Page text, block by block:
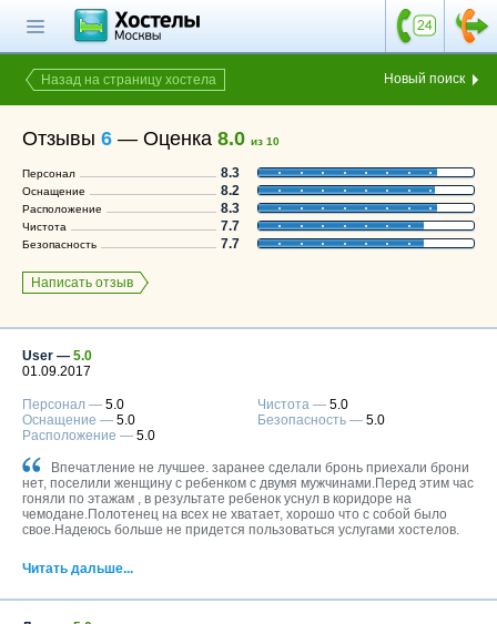
Назад на страницу хостела Новый поиск
Отзывы 6 — Оценка 8.0 из 10
Персонал 8.3
Оснащение 8.2
Расположение 8.3
Чистота 7.7
Безопасность 7.7
Написать отзыв
User — 5.0
01.09.2017
Персонал — 5.0
Оснащение — 5.0
Расположение — 5.0
Чистота — 5.0
Безопасность — 5.0
Впечатление не лучшее. заранее сделали бронь приехали брони
нет, поселили женщину с ребенком с двумя мужчинами.Перед этим час
гоняли по этажам , в результате ребенок уснул в коридоре на
чемодане.Полотенец на всех не хватает, хорошо что с собой было
свое.Надеюсь больше не придется пользоваться услугами хостелов.
Читать дальше...
Главная страница
Поиск хостела
хостелах
Каталог хостелов
Контакты
в социальных сетях
8 (800) 222-58-32
Москва
+7 (495) 646-74-40
+7 (812) 418-22-18